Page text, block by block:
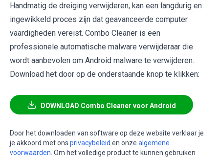
Handmatig de dreiging verwijderen, kan een langdurig en
ingewikkeld proces zijn dat geavanceerde computer
vaardigheden vereist. Combo Cleaner is een
professionele automatische malware verwijderaar die
wordt aanbevolen om Android malware te verwijderen.
Download het door op de onderstaande knop te klikken:
DOWNLOAD Combo Cleaner voor Android
Door het downloaden van software op deze website verklaar je
je akkoord met ons privacybeleid en onze algemene
voorwaarden. Om het volledige product te kunnen gebruiken